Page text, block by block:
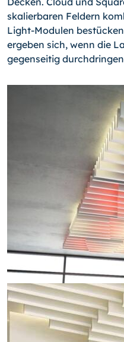
skalierbaren Feldern
Light-Modulen
ergeben sich, wenn die
gegenseitig